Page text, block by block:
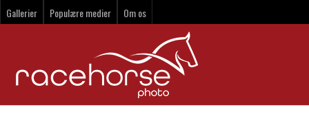
Gallerier Populære medier Om os